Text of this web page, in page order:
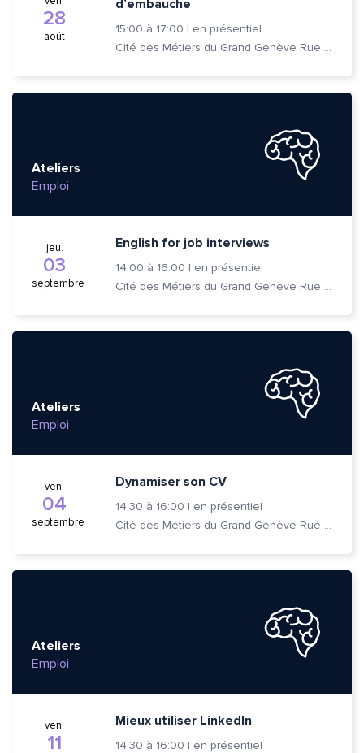
28
août
d’embauche
15:00 à 17:00 | en présentiel
Cité des Métiers du Grand Genève Rue Prévost-Martin 6 1205 Genève
Ateliers
Emploi
jeu.
03
septembre
English for job interviews
14:00 à 16:00 | en présentiel
Cité des Métiers du Grand Genève Rue Prévost-Martin 6 1205 Genève
Ateliers
Emploi
ven.
04
septembre
Dynamiser son CV
14:30 à 16:00 | en présentiel
Cité des Métiers du Grand Genève Rue Prévost-Martin 6 1205 Genève
Ateliers
Emploi
ven.
11
Mieux utiliser LinkedIn
14:30 à 16:00 | en présentiel